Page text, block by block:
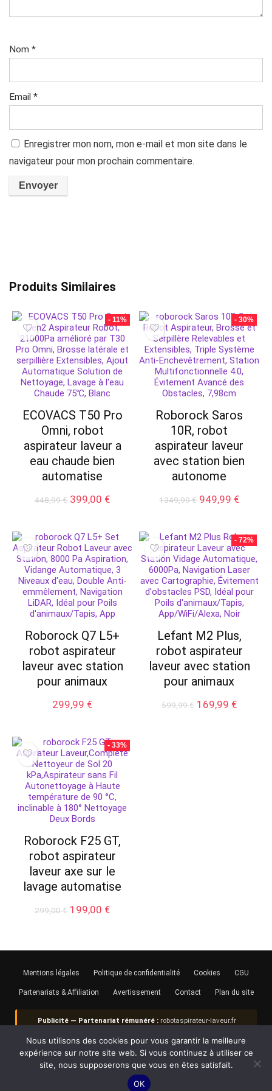
Nom *
Email *
Enregistrer mon nom, mon e-mail et mon site dans le
navigateur pour mon prochain commentaire.
Produits Similaires
- 11%
ECOVACS T50 Pro
Omni, robot
aspirateur laveur a
eau chaude bien
automatise
448,99€ Le
était :
448,99 €.
399,00 €Le
est :
399,00 €.
- 30%
Roborock Saros
10R, robot
aspirateur laveur
avec station bien
autonome
1349,99€ Le
était :
1349,99 €.
949,99 €Le
est :
Roborock Q7 L5+
robot aspirateur
laveur avec station
pour animaux
299,99 €
- 72%
Lefant M2 Plus,
robot aspirateur
laveur avec station
pour animaux
599,99€ Le
169,99 €Le
- 33%
Roborock F25 GT,
robot aspirateur
laveur axe sur le
lavage automatise
299,00€ Le
199,00 €Le
Mentions légales Politique de confidentialité Cookies CGU
Partenariats & Affiliation Avertissement Contact Plan du site
Publicité — Partenariat rémunéré : robotaspirateur-laveur.fr
réalise un bénéfice sur les achats remplissant les conditions
requises. Le prix payé reste rigoureusement identique pour vous.
— Édité par Julien Marchand. Tous droits
réservés.
Nous utilisons des cookies pour vous garantir la meilleure
expérience sur notre site web. Si vous continuez à utiliser ce
site, nous supposerons que vous en êtes satisfait.
OK